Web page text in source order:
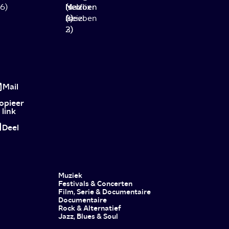
6)
Netflix
(deel
2)
(seizoen
6)
Max
(seizoen
3)
(seizoen
2)
series
in
oktober
2024
Mail
link
Deel
Muziek
Festivals & Concerten
Film, Serie & Documentaire
Documentaire
Rock & Alternatief
Jazz, Blues & Soul